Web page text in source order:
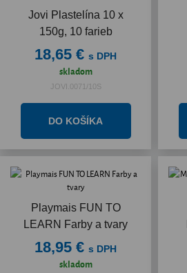
Jovi Plastelína 10 x
150g, 10 farieb
18,65 € s DPH
skladom
JOVI.0071/10S
Playmais FUN TO
LEARN Farby a tvary
18,95 € s DPH
skladom